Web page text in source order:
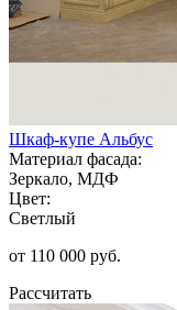
Шкаф-купе Альбус
Материал фасада:
Зеркало, МДФ
Цвет:
Светлый
от 110 000 руб.
Рассчитать